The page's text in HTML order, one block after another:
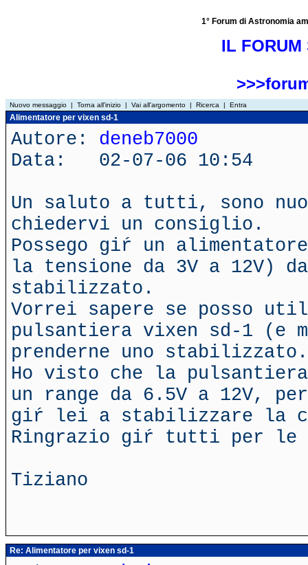
1° Forum di Astronomia
IL FORUM
Nuovo messaggio | Torna all'inizio | Vai all'argomento | Ricerca | Entra
Alimentatore per vixen sd-1
Autore: deneb7000
Data: 02-07-06 10:54
Un saluto a tutti, sono
chiedervi un consiglio.
Possego giŕ un
la tensione da 3V a 12V)
stabilizzato.
Vorrei sapere se posso
pulsantiera vixen sd-1 (e
prenderne uno stabilizzato.
Ho visto che la
un range da 6.5V a 12V,
giŕ lei a stabilizzare la
Ringrazio giŕ tutti per le
Tiziano
Re: Alimentatore per vixen sd-1